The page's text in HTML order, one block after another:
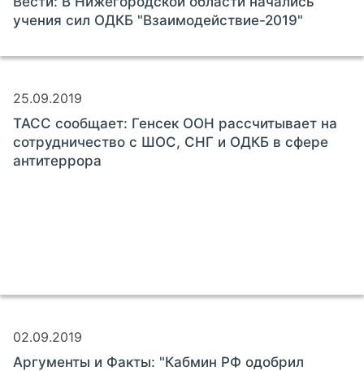
учения сил ОДКБ "Взаимодействие-2019"
25.09.2019
ТАСС сообщает: Генсек ООН рассчитывает на
сотрудничество с ШОС, СНГ и ОДКБ в сфере
антитеррора
02.09.2019
Аргументы и Факты: "Кабмин РФ одобрил